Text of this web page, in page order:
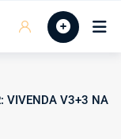
Início
VIVENDA V3+3 NA